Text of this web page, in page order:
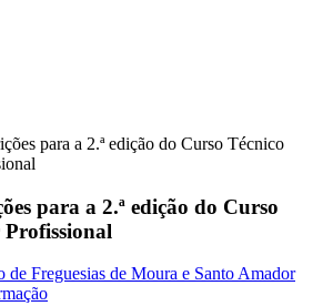
para a 2.ª edição do Curso Técnico
para a 2.ª edição do Curso
de Freguesias de Moura e Santo Amador